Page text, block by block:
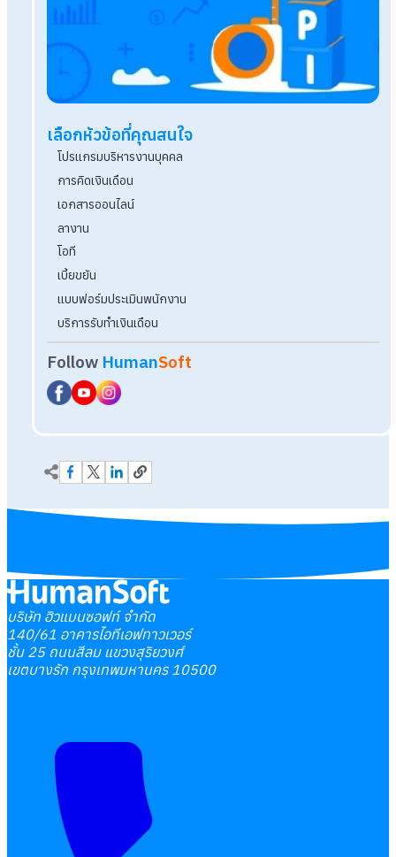
ลูกจ้างลาออกต้นเดือน เงินเดือนไม่พอหักกยศ.นาย
บริษัท ฮิวแมนซอฟท์ จำกัด
140/61 อาคารไอทีเอฟทาวเวอร์
ชั้น 25 ถนนสีลม แขวงสุริยวงศ์
เขตบางรัก กรุงเทพมหานคร 10500